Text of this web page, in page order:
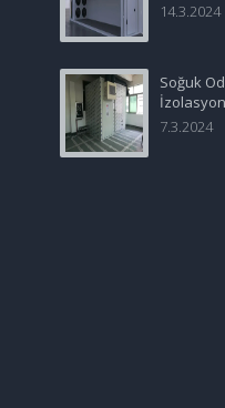
14.3.2024
Soğuk
7.3.2024